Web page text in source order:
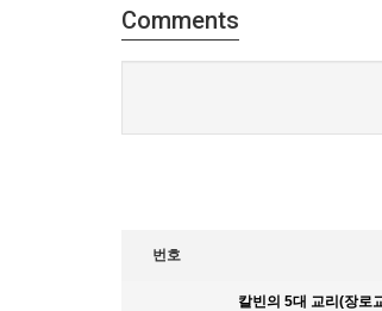
Comments
번호
칼빈의 5대 교리(장로